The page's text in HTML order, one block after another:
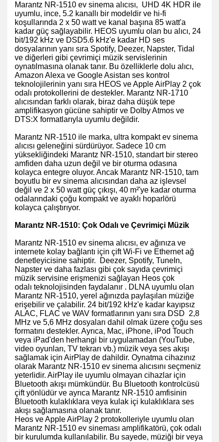
Marantz NR-1510 ev sinema alıcısı, UHD 4K HDR ile
uyumlu, ince, 5.2 kanallı bir modeldir ve hi-fi
koşullarında 2 x 50 watt ve kanal başına 85 watt'a
kadar güç sağlayabilir. HEOS uyumlu olan bu alıcı, 24
bit/192 kHz ve DSD5.6 kHz'e kadar HD ses
dosyalarının yanı sıra Spotify, Deezer, Napster, Tidal
ve diğerleri gibi çevrimiçi müzik servislerinin
oynatılmasına olanak tanır. Bu özelliklerle dolu alıcı,
Amazon Alexa ve Google Asistan ses kontrol
teknolojilerinin yanı sıra HEOS ve Apple AirPlay 2 çok
odalı protokollerini de destekler. Marantz NR-1710
alıcısından farklı olarak, biraz daha düşük tepe
amplifikasyon gücüne sahiptir ve Dolby Atmos ve
DTS:X formatlarıyla uyumlu değildir.
Marantz NR-1510 ile marka, ultra kompakt ev sinema
alıcısı geleneğini sürdürüyor. Sadece 10 cm
yüksekliğindeki Marantz NR-1510, standart bir stereo
amfiden daha uzun değil ve bir oturma odasına
kolayca entegre oluyor. Ancak Marantz NR-1510, tam
boyutlu bir ev sinema alıcısından daha az işlevsel
değil ve 2 x 50 watt güç çıkışı, 40 m²'ye kadar oturma
odalarındaki çoğu kompakt ve ayaklı hoparlörü
kolayca çalıştırıyor.
Marantz NR-1510: Çok Odalı ve Çevrimiçi Müzik
Marantz NR-1510 ev sinema alıcısı, ev ağınıza ve
internete kolay bağlantı için çift Wi-Fi ve Ethernet ağ
denetleyicisine sahiptir. Deezer, Spotify, TuneIn,
Napster ve daha fazlası gibi çok sayıda çevrimiçi
müzik servisine erişmenizi sağlayan Heos çok
odalı teknolojisinden faydalanır . DLNA uyumlu olan
Marantz NR-1510, yerel ağınızda paylaşılan müziğe
erişebilir ve çalabilir. 24 bit/192 kHz'e kadar kayıpsız
ALAC, FLAC ve WAV formatlarının yanı sıra DSD 2,8
MHz ve 5,6 MHz dosyaları dahil olmak üzere çoğu ses
formatını destekler. Ayrıca, Mac, iPhone, iPod Touch
veya iPad'den herhangi bir uygulamadan (YouTube,
video oyunları, TV tekrarı vb.) müzik veya ses akışı
sağlamak için AirPlay de dahildir. Oynatma cihazınız
olarak Marantz NR-1510 ev sinema alıcısını seçmeniz
yeterlidir. AirPlay ile uyumlu olmayan cihazlar için
Bluetooth akışı mümkündür. Bu Bluetooth kontrolcüsü
çift yönlüdür ve ayrıca Marantz NR-1510 amfisinin
Bluetooth kulaklıklara veya kulak içi kulaklıklara ses
akışı sağlamasına olanak tanır.
Heos ve Apple AirPlay 2 protokolleriyle uyumlu olan
Marantz NR-1510 ev sineması amplifikatörü, çok odalı
bir kurulumda kullanılabilir. Bu sayede, müziği bir veya